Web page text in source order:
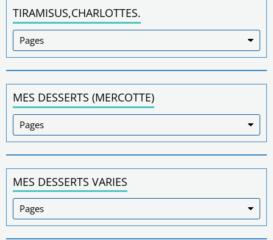
TIRAMISUS,CHARLOTTES.
MES DESSERTS (MERCOTTE)
MES DESSERTS VARIES